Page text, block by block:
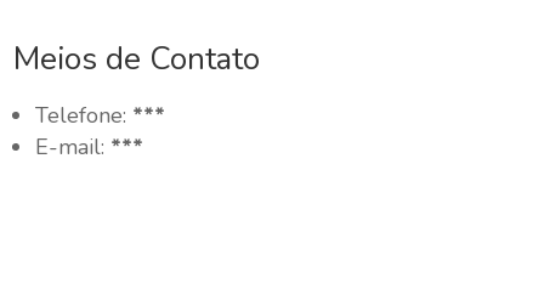
Meios de Contato
Telefone: ***
E-mail: ***